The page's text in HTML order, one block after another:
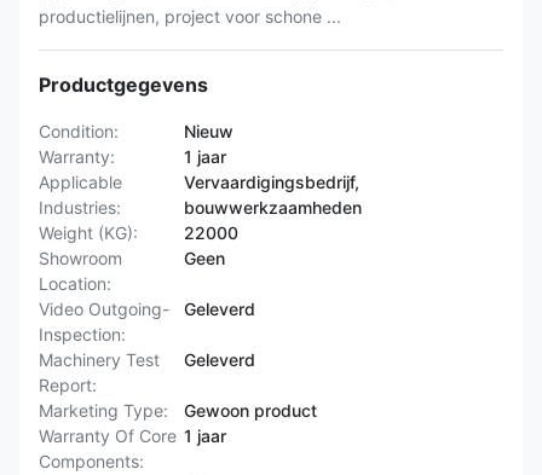
productielijnen, project voor schone ...
Productgegevens
Condition:
Nieuw
Warranty:
1 jaar
Applicable
Industries:
Vervaardigingsbedrijf,
bouwwerkzaamheden
Weight (KG):
22000
Showroom
Location:
Geen
Video Outgoing-
Inspection:
Geleverd
Machinery Test
Report:
Geleverd
Marketing Type:
Gewoon product
Warranty Of Core
Components:
1 jaar